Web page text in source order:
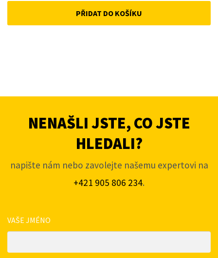
PŘIDAT DO KOŠÍKU
NENAŠLI JSTE, CO JSTE
HLEDALI?
napište nám nebo zavolejte našemu expertovi na
+421 905 806 234.
VAŠE JMÉNO